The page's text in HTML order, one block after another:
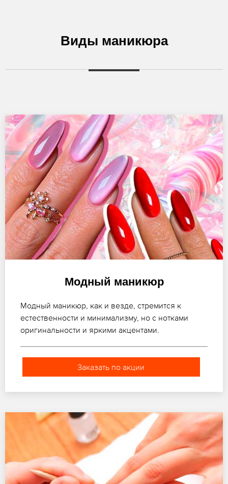
Виды маникюра
Модный маникюр
Модный маникюр, как и везде, стремится к
естественности и минимализму, но с нотками
оригинальности и яркими акцентами.
Заказать по акции